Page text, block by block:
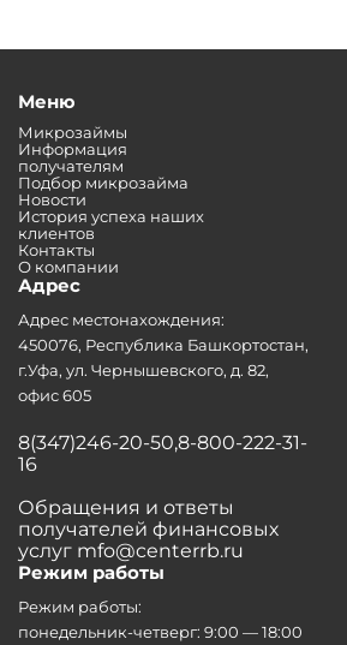
Меню
Микрозаймы
Информация
получателям
Подбор микрозайма
Новости
История успеха наших
клиентов
Контакты
О компании
Адрес
Адрес местонахождения:
450076, Республика Башкортостан,
г.Уфа, ул. Чернышевского, д. 82,
офис 605
8(347)246-20-50,8-800-222-31-
16
Обращения и ответы
получателей финансовых
услуг mfo@centerrb.ru
Режим работы
Режим работы:
понедельник-четверг: 9:00 — 18:00